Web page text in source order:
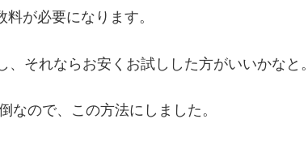
が必要になります。
それならお安くお試しした方がいいかなと。
なので、この方法にしました。